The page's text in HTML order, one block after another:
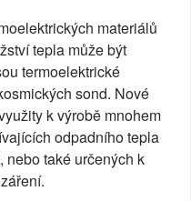
materiálů
tepla může být
termoelektrické
sond. Nové
k výrobě mnohem
odpadního tepla
nebo také určených k